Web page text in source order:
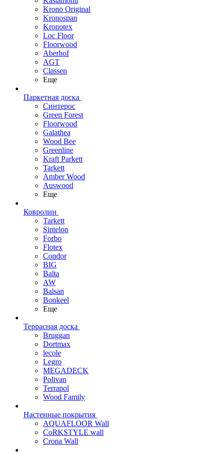
Krono Original
Kronospan
Kronotex
Loc Floor
Floorwood
Aberhof
AGT
Classen
Еще
Паркетная доска
Синтерос
Green Forest
Floorwood
Galathea
Wood Bee
Greenline
Kraft Parkett
Tarkett
Amber Wood
Auswood
Еще
Ковролин
Tarkett
Sintelon
Forbo
Flotex
Condor
BIG
Balta
AW
Balsan
Bonkeel
Еще
Террасная доска
Bruggan
Dortmax
lecole
Legro
MEGADECK
Polivan
Terrapol
Wood Family
Настенные покрытия
AQUAFLOOR Wall
CoRKSTYLE wall
Crona Wall